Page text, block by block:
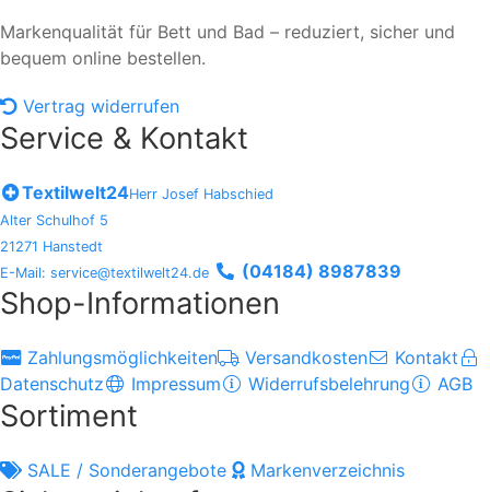
Markenqualität für Bett und Bad – reduziert, sicher und
bequem online bestellen.
Vertrag widerrufen
Service & Kontakt
Textilwelt24Herr Josef Habschied
Alter Schulhof 5
21271 Hanstedt
E-Mail: service@textilwelt24.de
(04184) 8987839
Shop-Informationen
Zahlungsmöglichkeiten Versandkosten
Kontakt
Datenschutz
Impressum Widerrufsbelehrung AGB
Sortiment
SALE / Sonderangebote Markenverzeichnis